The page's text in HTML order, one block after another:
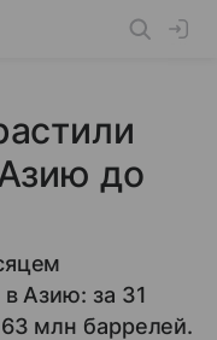
до
Азию: за 31
млн баррелей.